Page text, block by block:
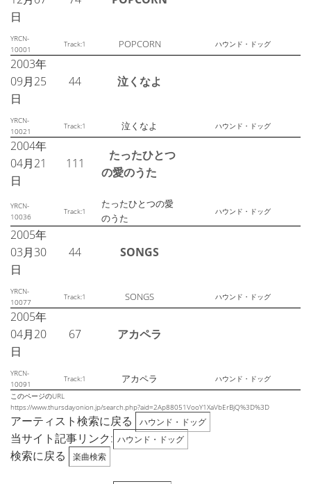
日
YRCN-
10001
Track:1 POPCORN ハウンド・ドッグ
2003年
09月25
日
44 泣くなよ
YRCN-
10021
Track:1 泣くなよ ハウンド・ドッグ
2004年
04月21
日
111
たったひとつ
の愛のうた
YRCN-
10036
Track:1
たったひとつの愛
のうた
ハウンド・ドッグ
2005年
03月30
日
44 SONGS
YRCN-
10077
Track:1 SONGS ハウンド・ドッグ
2005年
04月20
日
67 アカペラ
YRCN-
10091
Track:1 アカペラ
ハウンド・ドッグ
このページのURL
https://www.thursdayonion.jp/search.php?aid=2Ap88051VooY1XaVbErBjQ%3D%3D
アーティスト検索に戻る ハウンド・ドッグ
当サイト記事リンク: ハウンド・ドッグ
検索に戻る 楽曲検索